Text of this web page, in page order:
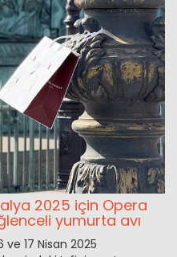
2025 için Opera
yumurta avı
ve 17 Nisan 2025